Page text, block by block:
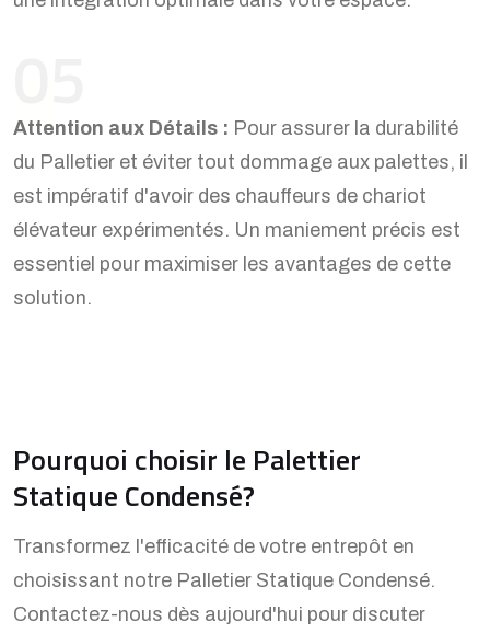
Attention aux Détails : Pour assurer la durabilité
du Palletier et éviter tout dommage aux palettes, il
est impératif d'avoir des chauffeurs de chariot
élévateur expérimentés. Un maniement précis est
essentiel pour maximiser les avantages de cette
solution.
Pourquoi choisir le Palettier
Statique Condensé?
Transformez l'efficacité de votre entrepôt en
choisissant notre Palletier Statique Condensé.
Contactez-nous dès aujourd'hui pour discuter